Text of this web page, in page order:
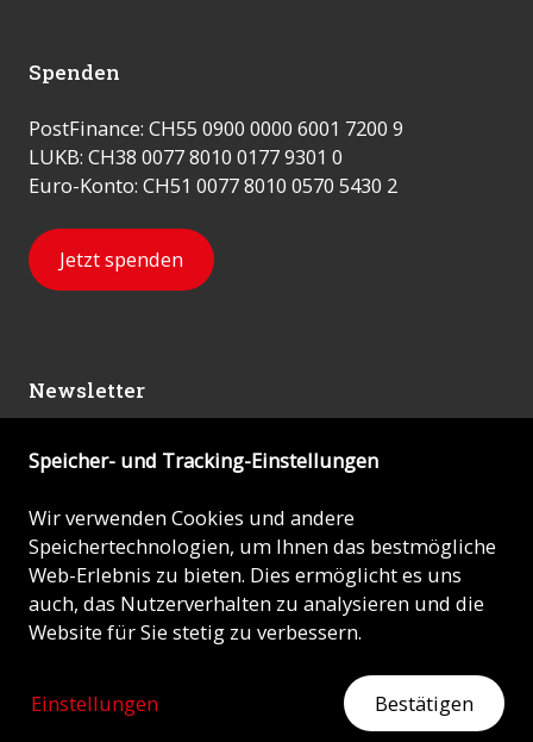
ZEIGEN SIE HERZ
Spenden
PostFinance: CH55 0900 0000 6001 7200 9
LUKB: CH38 0077 8010 0177 9301 0
Euro-Konto: CH51 0077 8010 0570 5430 2
Jetzt spenden
Newsletter
Abonnieren
© 2026 - KIRCHE IN NOT (ACN)
Impressum
Speicher- und Tracking-Einstellungen
Wir verwenden Cookies und andere
Speichertechnologien, um Ihnen das bestmögliche
Web-Erlebnis zu bieten. Dies ermöglicht es uns
auch, das Nutzerverhalten zu analysieren und die
Website für Sie stetig zu verbessern.
Einstellungen Bestätigen